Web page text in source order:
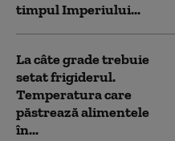
timpul Imperiului...
La câte grade trebuie
setat frigiderul.
Temperatura care
păstrează alimentele
în...